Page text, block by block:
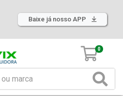
Baixe já nosso APP
0